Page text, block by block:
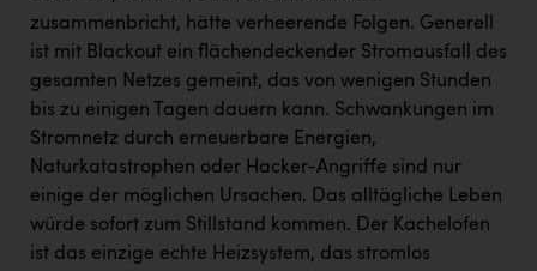
zusammenbricht, hätte verheerende Folgen. Generell
ist mit Blackout ein flächendeckender Stromausfall des
gesamten Netzes gemeint, das von wenigen Stunden
bis zu einigen Tagen dauern kann. Schwankungen im
Stromnetz durch erneuerbare Energien,
Naturkatastrophen oder Hacker-Angriffe sind nur
einige der möglichen Ursachen. Das alltägliche Leben
würde sofort zum Stillstand kommen. Der Kachelofen
ist das einzige echte Heizsystem, das stromlos